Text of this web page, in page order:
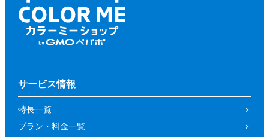
サービス情報
特長一覧
プラン・料金一覧